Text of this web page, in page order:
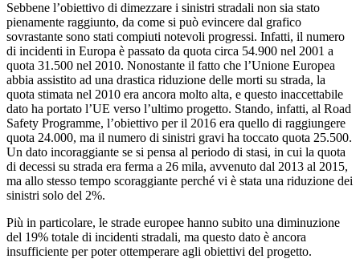
Sebbene l’obiettivo di dimezzare i sinistri stradali non sia stato
pienamente raggiunto, da come si può evincere dal grafico
sovrastante sono stati compiuti notevoli progressi. Infatti, il numero
di incidenti in Europa è passato da quota circa 54.900 nel 2001 a
quota 31.500 nel 2010. Nonostante il fatto che l’Unione Europea
abbia assistito ad una drastica riduzione delle morti su strada, la
quota stimata nel 2010 era ancora molto alta, e questo inaccettabile
dato ha portato l’UE verso l’ultimo progetto. Stando, infatti, al Road
Safety Programme, l’obiettivo per il 2016 era quello di raggiungere
quota 24.000, ma il numero di sinistri gravi ha toccato quota 25.500.
Un dato incoraggiante se si pensa al periodo di stasi, in cui la quota
di decessi su strada era ferma a 26 mila, avvenuto dal 2013 al 2015,
ma allo stesso tempo scoraggiante perché vi è stata una riduzione dei
sinistri solo del 2%.
Più in particolare, le strade europee hanno subito una diminuzione
del 19% totale di incidenti stradali, ma questo dato è ancora
insufficiente per poter ottemperare agli obiettivi del progetto.